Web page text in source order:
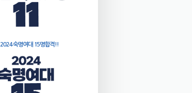
2024 숙명여대 15명합격!!